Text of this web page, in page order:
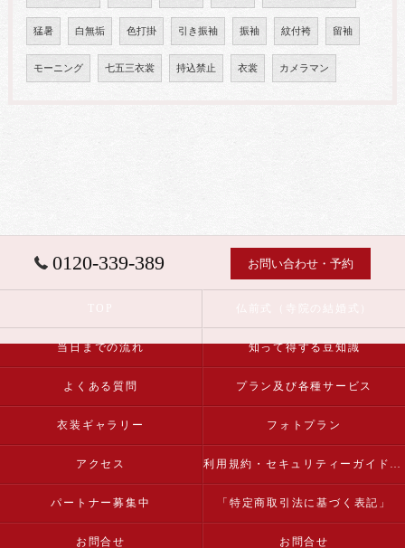
猛暑 白無垢 色打掛 引き振袖 振袖 紋付袴 留袖
モーニング 七五三衣裳 持込禁止 衣裳 カメラマン
0120-339-389 お問い合わせ・予約
当日までの流れ 知って得する豆知識
よくある質問 プラン及び各種サービス
衣装ギャラリー フォトプラン
アクセス 利用規約・セキュリティーガイドライン
パートナー募集中 「特定商取引法に基づく表記」
お問合せ お問合せ